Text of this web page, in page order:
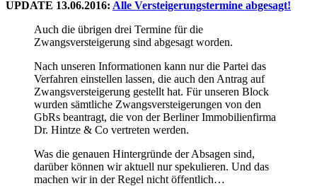
UPDATE 13.06.2016: Alle Versteigerungstermine abgesagt!
Auch die übrigen drei Termine für die
Zwangsversteigerung sind abgesagt worden.
Nach unseren Informationen kann nur die Partei das
Verfahren einstellen lassen, die auch den Antrag auf
Zwangsversteigerung gestellt hat. Für unseren Block
wurden sämtliche Zwangsversteigerungen von den
GbRs beantragt, die von der Berliner Immobilienfirma
Dr. Hintze & Co vertreten werden.
Was die genauen Hintergründe der Absagen sind,
darüber können wir aktuell nur spekulieren. Und das
machen wir in der Regel nicht öffentlich…